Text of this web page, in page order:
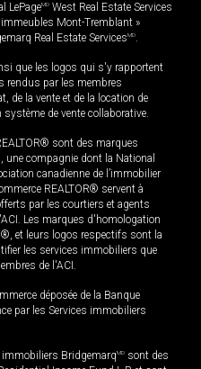
LePageMD West Real Estate Services
immeubles Mont-Tremblant »
Real Estate ServicesMD.
que les logos qui s'y rapportent
rendus par les membres
de la vente et de la location de
de vente collaborative.
sont des marques
une compagnie dont la National
canadienne de l’immobilier
REALTOR® servent à
par les courtiers et agents
Les marques d'homologation
et leurs logos respectifs sont la
les services immobiliers que
de l'ACI.
déposée de la Banque
par les Services immobiliers
BridgemarqMD sont des